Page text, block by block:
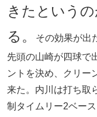
きたという
る。
その効果が出
先頭の山崎が四球で
ントを決め、クリー
来た。内川は打ち取
制タイムリー2ベー